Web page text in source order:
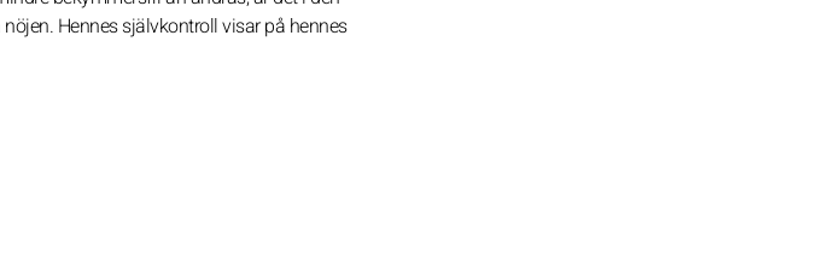
Hennes självkontroll visar på hennes